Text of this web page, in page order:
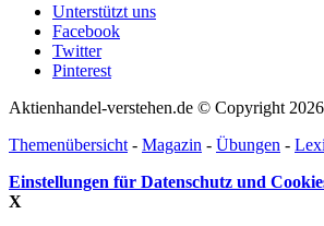
Unterstützt uns
Facebook
Twitter
Pinterest
Aktienhandel-verstehen.de © Copyright 2026
Themenübersicht - Magazin - Übungen -
Einstellungen für Datenschutz und
X